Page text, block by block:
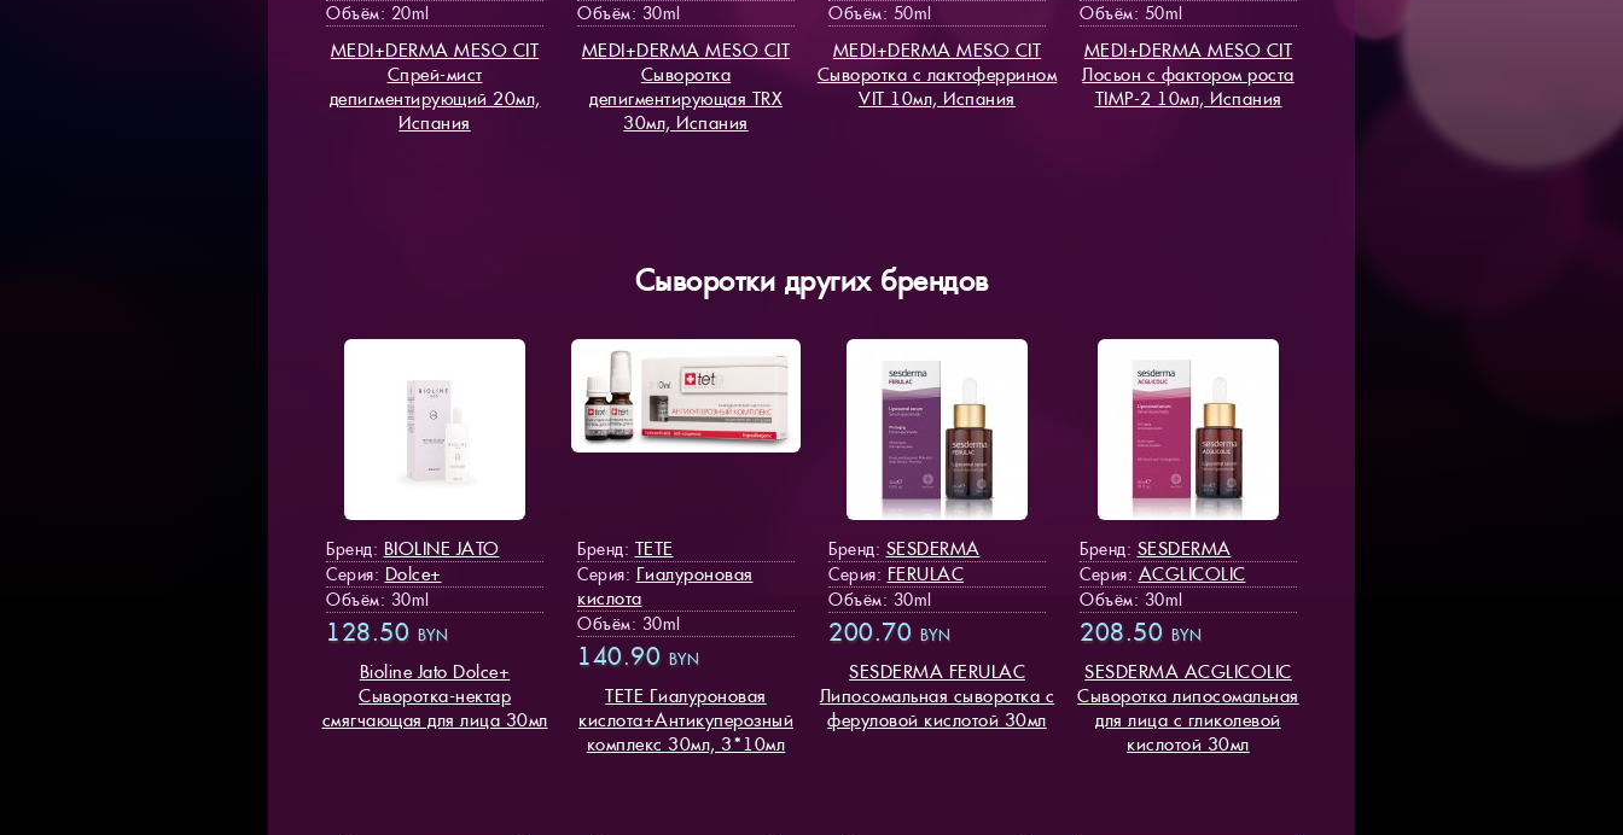
Объём: 20ml
MEDI+DERMA MESO СIT
Спрей-мист
депигментирующий 20мл,
Испания
Объём: 30ml
MEDI+DERMA MESO СIT
Сыворотка
депигментирующая TRX
30мл, Испания
Объём: 50ml
MEDI+DERMA MESO СIT
Сыворотка с лактоферрином
VIT 10мл, Испания
Объём: 50ml
MEDI+DERMA MESO СIT
Лосьон с фактором роста
TIMP-2 10мл, Испания
Сыворотки других брендов
Бренд: BIOLINE JATO
Серия: Dolce+
Объём: 30ml
128.50 BYN
Bioline Jato Dolce+
Cыворотка-нектар
смягчающая для лица 30мл
Бренд: TETE
Серия: Гиалуроновая
кислота
Объём: 30ml
140.90 BYN
TETE Гиалуроновая
кислота+Антикуперозный
комплекс 30мл, 3*10мл
Бренд: SESDERMA
Серия: FERULAC
Объём: 30ml
200.70 BYN
SESDERMA FERULAC
Липосомальная сыворотка с
феруловой кислотой 30мл
Бренд: SESDERMA
Серия: ACGLICOLIC
Объём: 30ml
208.50 BYN
SESDERMA ACGLICOLIC
Сыворотка липосомальная
для лица с гликолевой
кислотой 30мл